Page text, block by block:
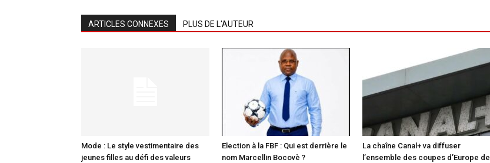
ARTICLES CONNEXES PLUS DE L'AUTEUR
Mode : Le style vestimentaire des
jeunes filles au défi des valeurs
Election à la FBF : Qui est derrière le
nom Marcellin Bocovè ?
La chaîne Canal+ va diffuser
l’ensemble des coupes d’Europe de